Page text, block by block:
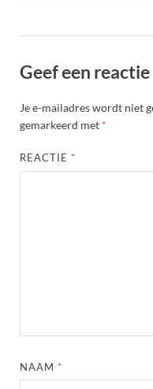
Geef een reactie
Je e-mailadres wordt niet
gemarkeerd met *
REACTIE *
NAAM *